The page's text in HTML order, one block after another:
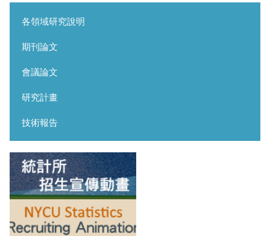
各領域研究說明
期刊論文
會議論文
研究計畫
技術報告